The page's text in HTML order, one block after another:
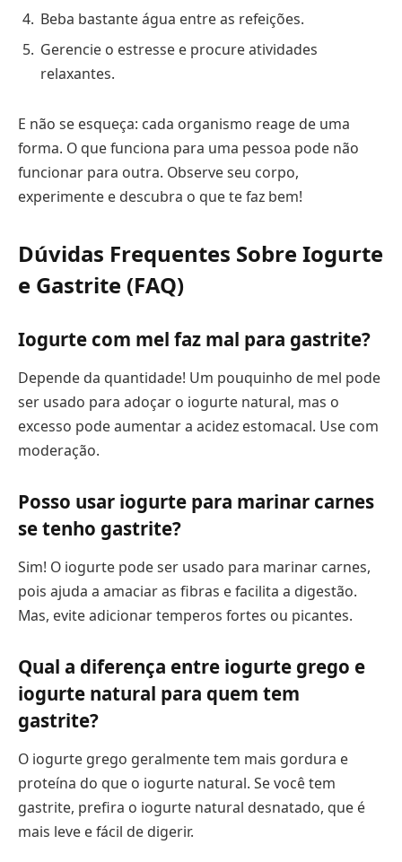
Beba bastante água entre as refeições.
Gerencie o estresse e procure atividades
relaxantes.
E não se esqueça: cada organismo reage de uma
forma. O que funciona para uma pessoa pode não
funcionar para outra. Observe seu corpo,
experimente e descubra o que te faz bem!
Dúvidas Frequentes Sobre Iogurte
e Gastrite (FAQ)
Iogurte com mel faz mal para gastrite?
Depende da quantidade! Um pouquinho de mel pode
ser usado para adoçar o iogurte natural, mas o
excesso pode aumentar a acidez estomacal. Use com
moderação.
Posso usar iogurte para marinar carnes
se tenho gastrite?
Sim! O iogurte pode ser usado para marinar carnes,
pois ajuda a amaciar as fibras e facilita a digestão.
Mas, evite adicionar temperos fortes ou picantes.
Qual a diferença entre iogurte grego e
iogurte natural para quem tem
gastrite?
O iogurte grego geralmente tem mais gordura e
proteína do que o iogurte natural. Se você tem
gastrite, prefira o iogurte natural desnatado, que é
mais leve e fácil de digerir.